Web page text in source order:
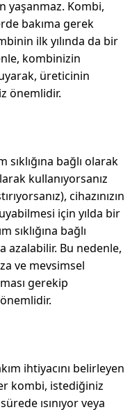
yaşanmaz. Kombi,
bakıma gerek
ilk yılında da bir
kombinizin
üreticinin
önemlidir.
sıklığına bağlı olarak
kullanıyorsanız
cihazınızın
için yılda bir
sıklığına bağlı
azalabilir. Bu nedenle,
ve mevsimsel
gerekip
ihtiyacını belirleyen
kombi, istediğiniz
ısınıyor veya